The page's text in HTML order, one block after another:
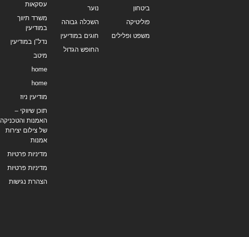
ביטחון
פוליטיקה
משפט ופלילים
נוער
השכלה גבוהה
חוגים במודיעין
החופש הגדול
עסקאות
משרד תיווך
במודיעין
נדל"ן במודיעין
מיטב
home
home
מודיעין ניוז
תוכן שיווקי –
האמנות והטכניקה
של צילום יצירות
אמנות
מדיניות פרטיות
מדיניות פרטיות
הצהרת נגישות